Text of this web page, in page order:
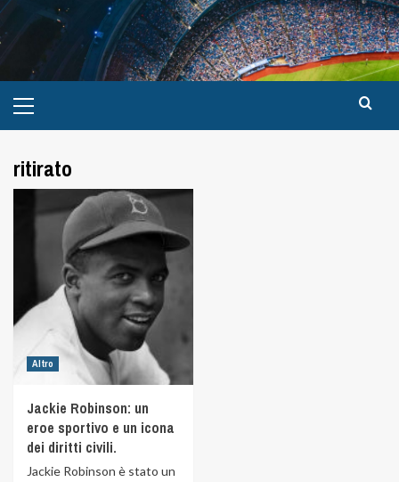
ritirato
Altro
Jackie Robinson: un
eroe sportivo e un icona
dei diritti civili.
Jackie Robinson è stato un